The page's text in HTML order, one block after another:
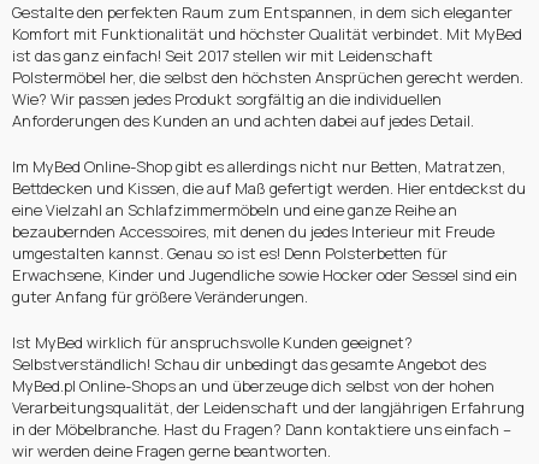
Gestalte den perfekten Raum zum Entspannen, in dem sich eleganter
Komfort mit Funktionalität und höchster Qualität verbindet. Mit MyBed
ist das ganz einfach! Seit 2017 stellen wir mit Leidenschaft
Polstermöbel her, die selbst den höchsten Ansprüchen gerecht werden.
Wie? Wir passen jedes Produkt sorgfältig an die individuellen
Anforderungen des Kunden an und achten dabei auf jedes Detail.
Im MyBed Online-Shop gibt es allerdings nicht nur Betten, Matratzen,
Bettdecken und Kissen, die auf Maß gefertigt werden. Hier entdeckst du
eine Vielzahl an Schlafzimmermöbeln und eine ganze Reihe an
bezaubernden Accessoires, mit denen du jedes Interieur mit Freude
umgestalten kannst. Genau so ist es! Denn Polsterbetten für
Erwachsene, Kinder und Jugendliche sowie Hocker oder Sessel sind ein
guter Anfang für größere Veränderungen.
Ist MyBed wirklich für anspruchsvolle Kunden geeignet?
Selbstverständlich! Schau dir unbedingt das gesamte Angebot des
MyBed.pl Online-Shops an und überzeuge dich selbst von der hohen
Verarbeitungsqualität, der Leidenschaft und der langjährigen Erfahrung
in der Möbelbranche. Hast du Fragen? Dann kontaktiere uns einfach –
wir werden deine Fragen gerne beantworten.